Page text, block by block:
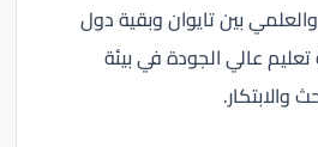
والعلمي بين تايوان وبقية دول
عالي الجودة في بيئة
والابتكار.